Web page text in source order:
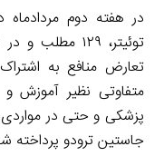
تعارض منافع به
متفاوتی نظیر آموزش و
پزشکی و حتی در مواردی
جاستین ترودو پرداخته